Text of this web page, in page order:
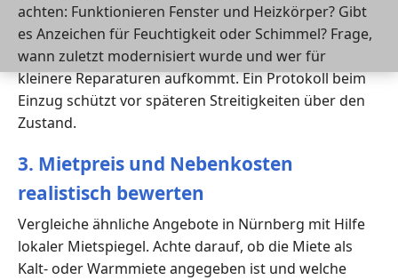
achten: Funktionieren Fenster und Heizkörper? Gibt
es Anzeichen für Feuchtigkeit oder Schimmel? Frage,
wann zuletzt modernisiert wurde und wer für
kleinere Reparaturen aufkommt. Ein Protokoll beim
Einzug schützt vor späteren Streitigkeiten über den
Zustand.
3. Mietpreis und Nebenkosten
realistisch bewerten
Vergleiche ähnliche Angebote in Nürnberg mit Hilfe
lokaler Mietspiegel. Achte darauf, ob die Miete als
Kalt- oder Warmmiete angegeben ist und welche